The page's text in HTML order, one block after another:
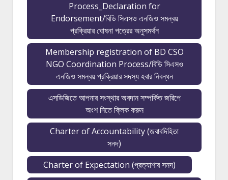
Process_Declaration for
Endorsement/বিডি সিএসও এনজিও সমন্বয়
প্রক্রিয়ার ঘোষনা পত্রের অনুসমর্থন
Membership registration of BD CSO
NGO Coordination Process/বিডি সিএসও
এনজিও সমন্বয় প্রক্রিয়ার সদস্য হবার নিবন্ধন
এসডিজিতে আপনার সংস্থার অবদান সম্পর্কিত জরিপে
অংশ নিতে ক্লিক করুন
Charter of Accountability (জবাবদিহিতা
সনদ)
Charter of Expectation (প্রত্যাশার সনদ)